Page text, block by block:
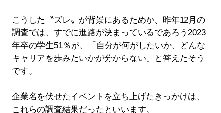
こうした〝ズレ〟が背景にあるためか、昨年12月の
調査では、すでに進路が決まっているであろう2023
年卒の学生51％が、「自分が何がしたいか、どんな
キャリアを歩みたいかが分からない」と答えたそう
です。
企業名を伏せたイベントを立ち上げたきっかけは、
これらの調査結果だったといいます。